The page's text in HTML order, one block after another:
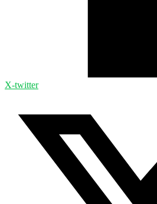
X-twitter